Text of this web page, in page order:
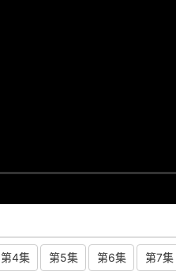
第4集 第5集 第6集 第7集